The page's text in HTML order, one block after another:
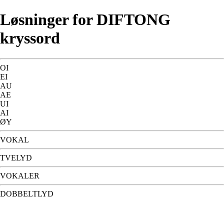
Løsninger for DIFTONG
kryssord
OI
EI
AU
AE
UI
AI
ØY
VOKAL
TVELYD
VOKALER
DOBBELTLYD